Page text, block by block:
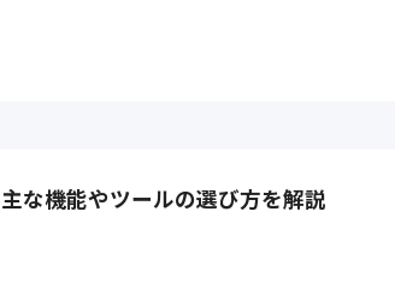
な機能やツールの選び方を解説